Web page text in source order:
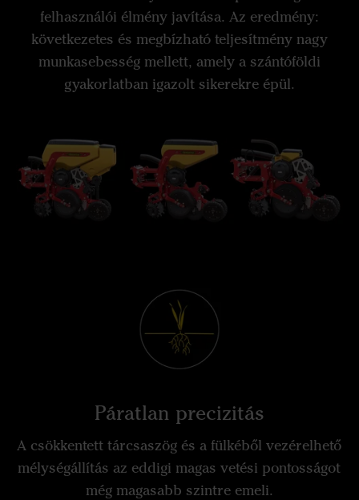
felhasználói élmény javítása. Az eredmény:
következetes és megbízható teljesítmény nagy
munkasebesség mellett, amely a szántóföldi
gyakorlatban igazolt sikerekre épül.
Páratlan precizitás
A csökkentett tárcsaszög és a fülkéből vezérelhető
mélységállítás az eddigi magas vetési pontosságot
még magasabb szintre emeli.